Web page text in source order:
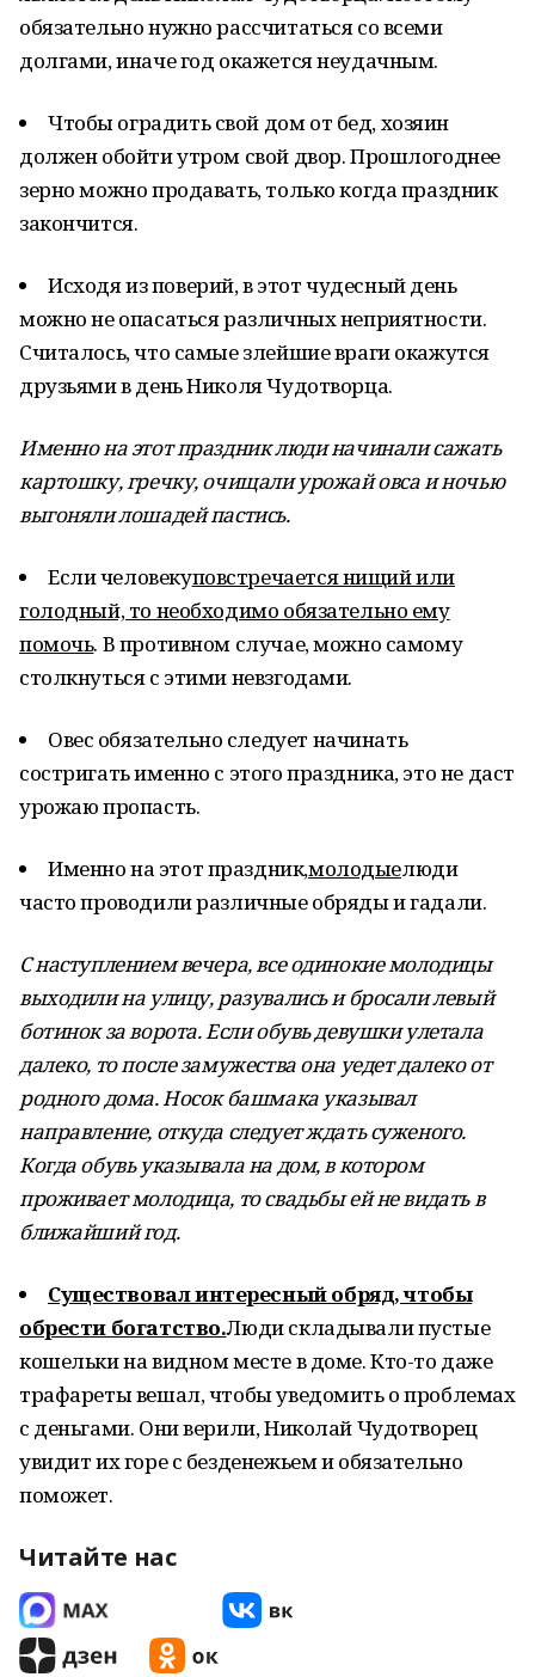
обязательно нужно рассчитаться со всеми
долгами, иначе год окажется неудачным.
Чтобы оградить свой дом от бед, хозяин
должен обойти утром свой двор. Прошлогоднее
зерно можно продавать, только когда праздник
закончится.
Исходя из поверий, в этот чудесный день
можно не опасаться различных неприятности.
Считалось, что самые злейшие враги окажутся
друзьями в день Николя Чудотворца.
Именно на этот праздник люди начинали сажать
картошку, гречку, очищали урожай овса и ночью
выгоняли лошадей пастись.
Если человекуповстречается нищий или
голодный, то необходимо обязательно ему
помочь. В противном случае, можно самому
столкнуться с этими невзгодами.
Овес обязательно следует начинать
состригать именно с этого праздника, это не даст
урожаю пропасть.
Именно на этот праздник,молодыелюди
часто проводили различные обряды и гадали.
С наступлением вечера, все одинокие молодицы
выходили на улицу, разувались и бросали левый
ботинок за ворота. Если обувь девушки улетала
далеко, то после замужества она уедет далеко от
родного дома. Носок башмака указывал
направление, откуда следует ждать суженого.
Когда обувь указывала на дом, в котором
проживает молодица, то свадьбы ей не видать в
ближайший год.
Существовал интересный обряд, чтобы
обрести богатство.Люди складывали пустые
кошельки на видном месте в доме. Кто-то даже
трафареты вешал, чтобы уведомить о проблемах
с деньгами. Они верили, Николай Чудотворец
увидит их горе с безденежьем и обязательно
поможет.
Читайте нас